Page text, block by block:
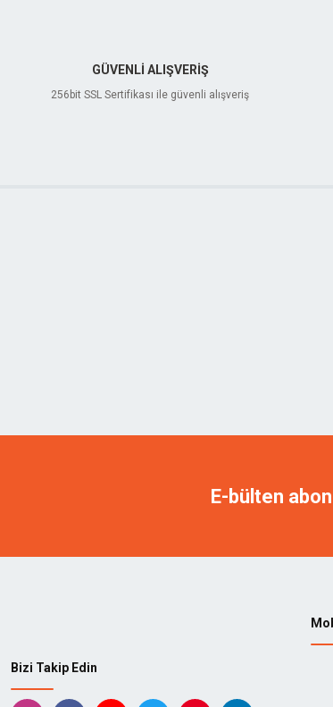
GÜVENLİ ALIŞVERİŞ
256bit SSL Sertifikası ile güvenli alışveriş
E-bülten
Bizi Takip Edin